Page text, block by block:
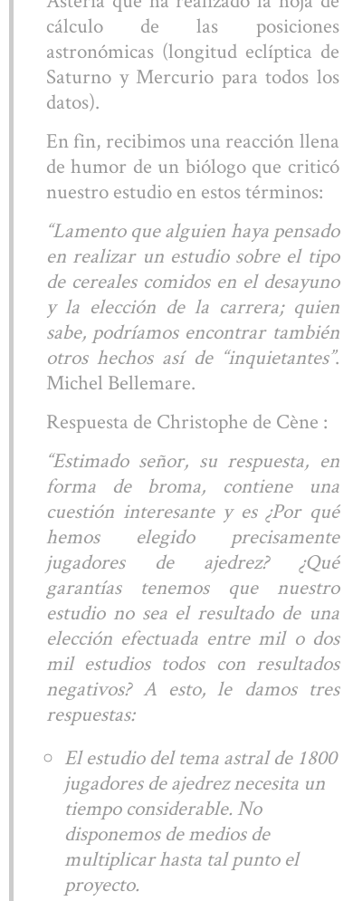
cálculo de las posiciones
astronómicas (longitud eclíptica de
Saturno y Mercurio para todos los
datos).
En fin, recibimos una reacción llena
de humor de un biólogo que criticó
nuestro estudio en estos términos:
“Lamento que alguien haya pensado
en realizar un estudio sobre el tipo
de cereales comidos en el desayuno
y la elección de la carrera; quien
sabe, podríamos encontrar también
otros hechos así de “inquietantes”.
Michel Bellemare.
Respuesta de Christophe de Cène :
“Estimado señor, su respuesta, en
forma de broma, contiene una
cuestión interesante y es ¿Por qué
hemos elegido precisamente
jugadores de ajedrez? ¿Qué
garantías tenemos que nuestro
estudio no sea el resultado de una
elección efectuada entre mil o dos
mil estudios todos con resultados
negativos? A esto, le damos tres
respuestas:
El estudio del tema astral de 1800
jugadores de ajedrez necesita un
tiempo considerable. No
disponemos de medios de
multiplicar hasta tal punto el
proyecto.